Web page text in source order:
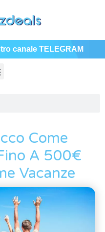
canale TELEGRAM
Come
A 500€
Vacanze